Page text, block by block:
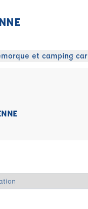
et camping car